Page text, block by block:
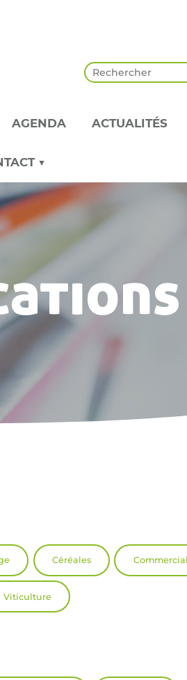
AGENDA ACTUALITÉS
▼
Céréales
Viticulture